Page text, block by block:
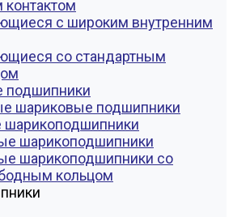
с широким внутренним
со стандартным
подшипники
шариковые подшипники
шарикоподшипники
шарикоподшипники со
кольцом